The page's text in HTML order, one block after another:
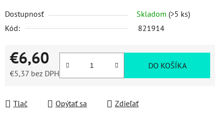
Dostupnosť Skladom (>5 ks)
Kód:
821914
€6,60
€5,37 bez DPH
DO KOŠÍKA
Tlač Opýtať sa Zdieľať